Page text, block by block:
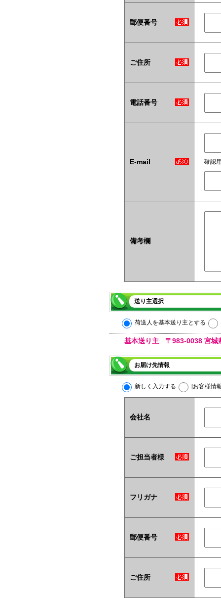
郵便番号
ご住所
電話番号
E-mail 確認
備考欄
送り主選択
荷送人を基本送り主とする
基本送り主: 〒983-0038 宮城
お届け先情報
新しく入力する [お客様情
会社名
ご担当者様
フリガナ
郵便番号
ご住所